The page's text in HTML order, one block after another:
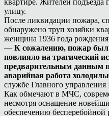
улицу.
После ликвидации пожара,
обнаружено труп хозяйки
женщина 1936 года
— К сожалению, пожар был
повлияло на трагический
предварительным данным
аварийная работа
службе Главного
Как обмечают в МЧС,
несмотря оснащение
обеспечению бесперебойной